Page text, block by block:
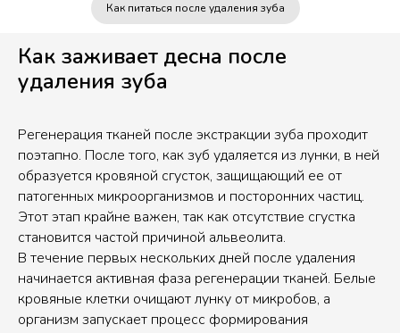
Как питаться после удаления зуба
Как заживает десна после
удаления зуба
Регенерация тканей после экстракции зуба проходит
поэтапно. После того, как зуб удаляется из лунки, в ней
образуется кровяной сгусток, защищающий ее от
патогенных микроорганизмов и посторонних частиц.
Этот этап крайне важен, так как отсутствие сгустка
становится частой причиной альвеолита.
В течение первых нескольких дней после удаления
начинается активная фаза регенерации тканей. Белые
кровяные клетки очищают лунку от микробов, а
организм запускает процесс формирования